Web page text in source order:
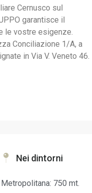
Cernusco sul
garantisce il
le vostre esigenze.
Conciliazione 1/A, a
in Via V. Veneto 46.
Nei dintorni
Metropolitana: 750 mt.